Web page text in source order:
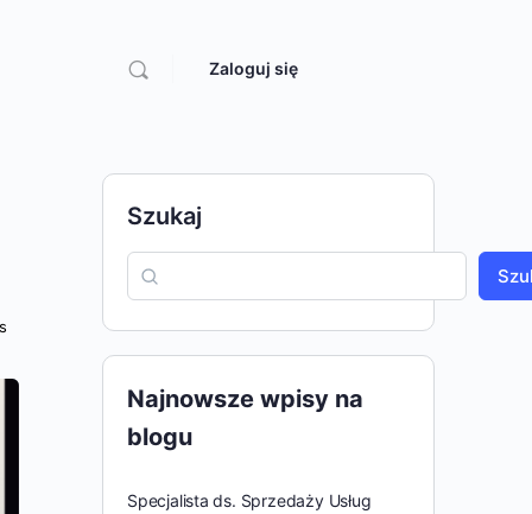
Zaloguj się
Szukaj
Najnowsze wpisy na
blogu
Specjalista ds. Sprzedaży Usług